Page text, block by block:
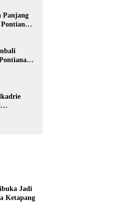
Panjang
Jadi
Ketapang